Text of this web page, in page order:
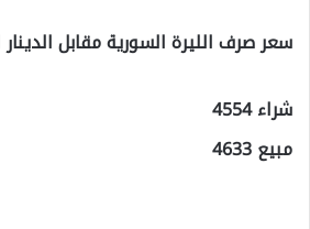
سعر صرف الليرة السورية مقابل الدينار
شراء 4554
مبيع 4633